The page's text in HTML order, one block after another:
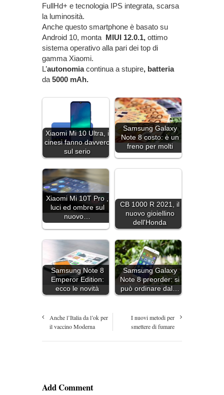
FullHd+ e tecnologia IPS integrata, scarsa
la luminosità.
Anche questo smartphone è basato su
Android 10, monta MIUI 12.0.1, ottimo
sistema operativo alla pari dei top di
gamma Xiaomi.
L’autonomiacontinua a stupire, batteria
da 5000 mAh.
Xiaomi Mi 10 Ultra, i
cinesi fanno davvero
sul serio
Samsung Galaxy
Note 8 costo: è un
freno per molti
Xiaomi Mi 10T Pro ,
luci ed ombre sul
nuovo…
CB 1000 R 2021, il
nuovo gioiellino
dell'Honda
Samsung Note 8
Emperor Edition:
ecco le novità
Samsung Galaxy
Note 8 preorder: si
può ordinare dal…
Anche l’Italia da l’ok per
il vaccino Moderna
I nuovi metodi per
smettere di fumare
Add Comment